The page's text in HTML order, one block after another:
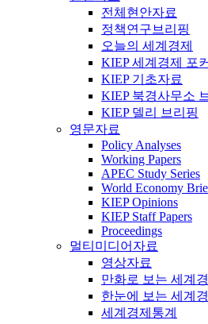
전체현안자료
정책연구브리핑
오늘의 세계경제
KIEP 세계경제 포
KIEP 기초자료
KIEP 북경사무소
KIEP 델리 브리핑
영문자료
Policy Analyses
Working Papers
APEC Study Series
World Economy
KIEP Opinions
KIEP Staff Papers
Proceedings
멀티미디어자료
영상자료
만화로 보는 세계경
한눈에 보는 세계경
세계경제통계